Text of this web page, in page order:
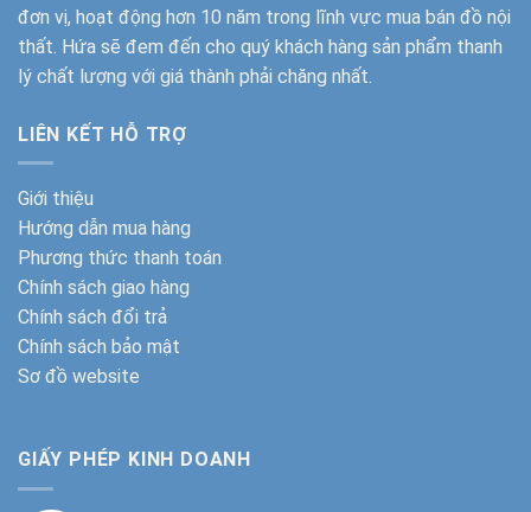
đơn vị, hoạt động hơn 10 năm trong lĩnh vực mua bán đồ nội
thất. Hứa sẽ đem đến cho quý khách hàng sản phẩm thanh
lý chất lượng với giá thành phải chăng nhất.
LIÊN KẾT HỖ TRỢ
Giới thiệu
Hướng dẫn mua hàng
Phương thức thanh toán
Chính sách giao hàng
Chính sách đổi trả
Chính sách bảo mật
Sơ đồ website
GIẤY PHÉP KINH DOANH